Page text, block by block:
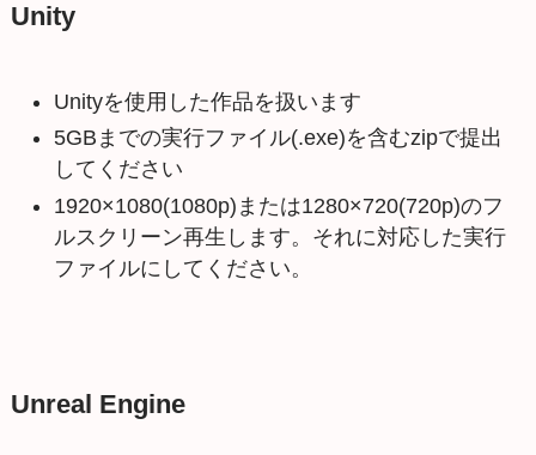
Unity
Unityを使用した作品を扱います
5GBまでの実行ファイル(.exe)を含むzipで提出
してください
1920×1080(1080p)または1280×720(720p)のフ
ルスクリーン再生します。それに対応した実行
ファイルにしてください。
Unreal Engine